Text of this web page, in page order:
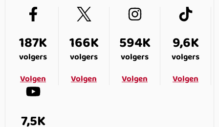
187K
volgers
Volgen
166K
volgers
Volgen
594K
volgers
Volgen
9,6K
volgers
Volgen
7,5K